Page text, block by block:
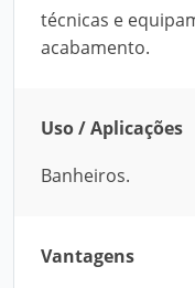
técnicas e
acabamento.
Uso / Aplicações
Banheiros.
Vantagens